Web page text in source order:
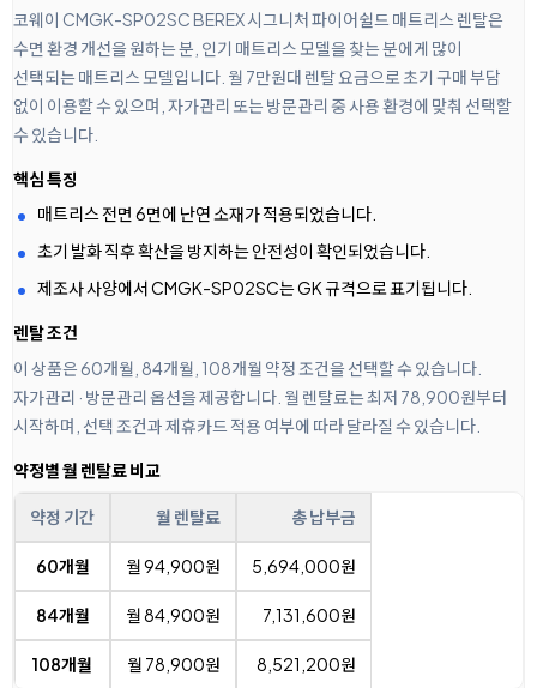
코웨이 CMGK-SP02SC BEREX 시그니처 파이어쉴드 매트리스 렌탈은
수면 환경 개선을 원하는 분, 인기 매트리스 모델을 찾는 분에게 많이
선택되는 매트리스 모델입니다. 월 7만원대 렌탈 요금으로 초기 구매 부담
없이 이용할 수 있으며, 자가관리 또는 방문관리 중 사용 환경에 맞춰 선택할
수 있습니다.
핵심 특징
매트리스 전면 6면에 난연 소재가 적용되었습니다.
초기 발화 직후 확산을 방지하는 안전성이 확인되었습니다.
제조사 사양에서 CMGK-SP02SC는 GK 규격으로 표기됩니다.
렌탈 조건
이 상품은 60개월, 84개월, 108개월 약정 조건을 선택할 수 있습니다.
자가관리 · 방문관리 옵션을 제공합니다. 월 렌탈료는 최저 78,900원부터
시작하며, 선택 조건과 제휴카드 적용 여부에 따라 달라질 수 있습니다.
약정별 월 렌탈료 비교
약정 기간 월 렌탈료 총 납부금
60개월 월 94,900원 5,694,000원
84개월 월 84,900원 7,131,600원
108개월 월 78,900원 8,521,200원